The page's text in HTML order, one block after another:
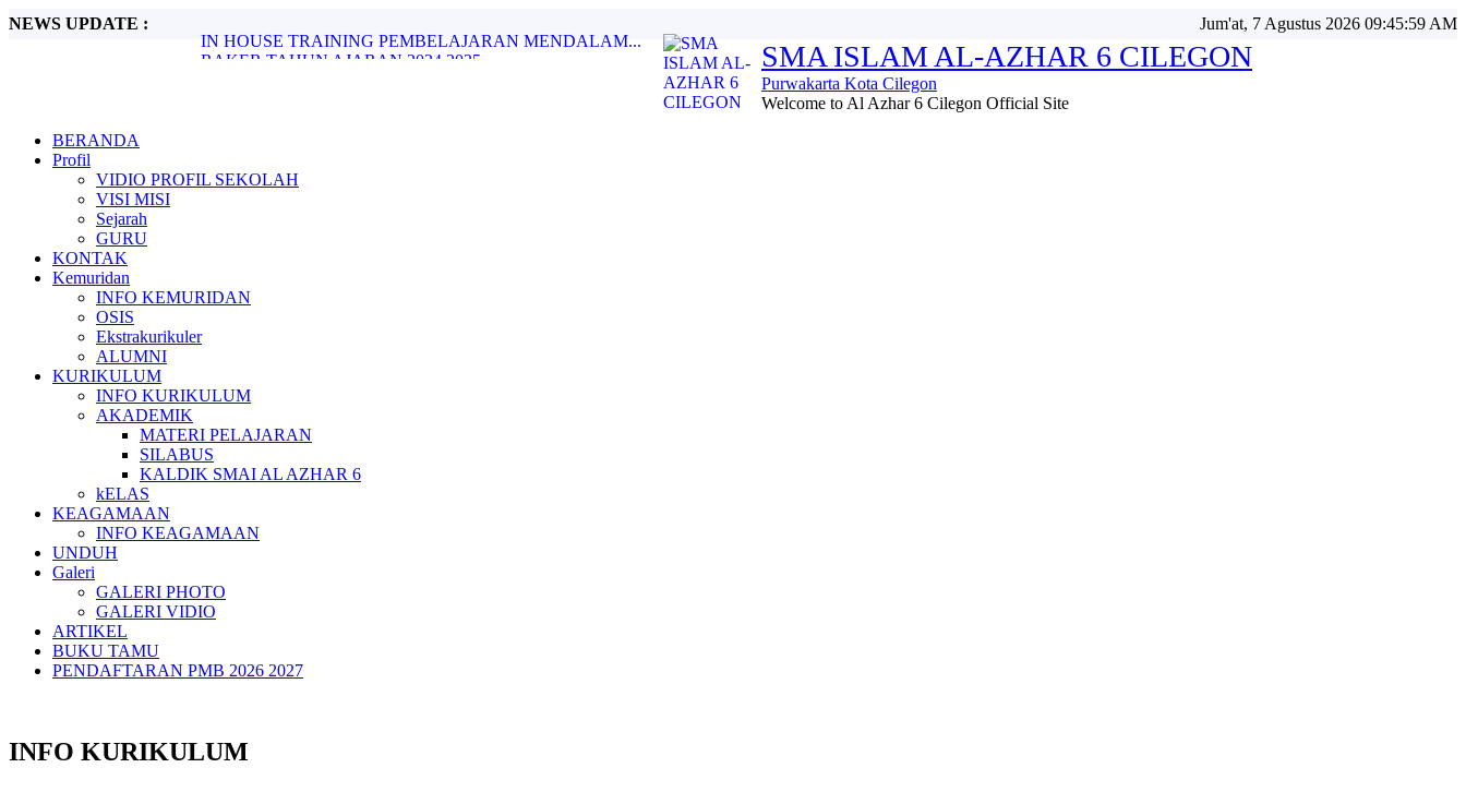
NEWS UPDATE :
IN HOUSE TRAINING PEMBELAJARAN MENDALAM...
RAKER TAHUN AJARAN 2024 2025...
Juara 1 Hifdzhil Quran 5 Juz...
Jum'at, 7 Agustus 2026 09:45:59 AM
SMA ISLAM AL-AZHAR 6 CILEGON
Purwakarta Kota Cilegon
Welcome to Al Azhar 6 Cilegon Official Site
BERANDA
Profil
VIDIO PROFIL SEKOLAH
VISI MISI
Sejarah
GURU
KONTAK
Kemuridan
INFO KEMURIDAN
OSIS
Ekstrakurikuler
ALUMNI
KURIKULUM
INFO KURIKULUM
AKADEMIK
MATERI PELAJARAN
SILABUS
KALDIK SMAI AL AZHAR 6
kELAS
KEAGAMAAN
INFO KEAGAMAAN
UNDUH
Galeri
GALERI PHOTO
GALERI VIDIO
ARTIKEL
BUKU TAMU
PENDAFTARAN PMB 2026 2027
INFO KURIKULUM